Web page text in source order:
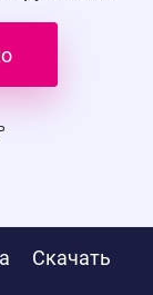
Скачать